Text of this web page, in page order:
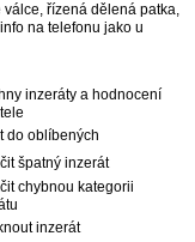
válce, řízená dělená patka,
na telefonu jako u
inzeráty a hodnocení
do oblíbených
špatný inzerát
chybnou kategorii
inzerát